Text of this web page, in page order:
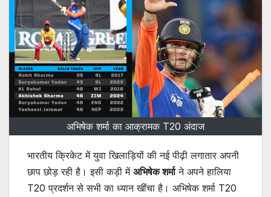
अभिषेक शर्मा का आक्रामक T20 अंदाज
भारतीय क्रिकेट में युवा खिलाड़ियों की नई पीढ़ी लगातार अपनी
छाप छोड़ रही है। इसी कड़ी में अभिषेक शर्माने अपने हालिया
T20 प्रदर्शन से सभी का ध्यान खींचा है। अभिषेक शर्मा T20